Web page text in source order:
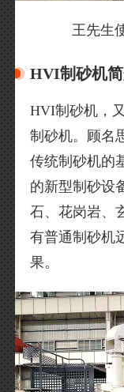
王先生
HVI制砂机
HVI制砂机，
制砂机。顾名
传统制砂机的
的新型制砂设
石、花岗岩、
有普通制砂机
果。